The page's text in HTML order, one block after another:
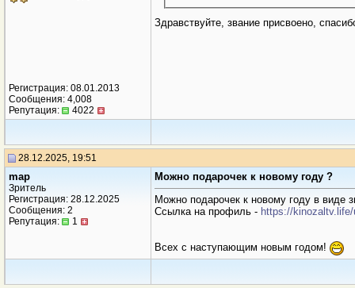
Регистрация: 08.01.2013
Сообщения: 4,008
Репутация:
4022
Здравствуйте, звание присвоено,
28.12.2025, 19:51
map
Зритель
Регистрация: 28.12.2025
Сообщения: 2
Репутация:
1
Можно подарочек к новому году ?
Можно подарочек к новому году в виде
Ссылка на профиль - https://
Всех с наступающим новым годом!